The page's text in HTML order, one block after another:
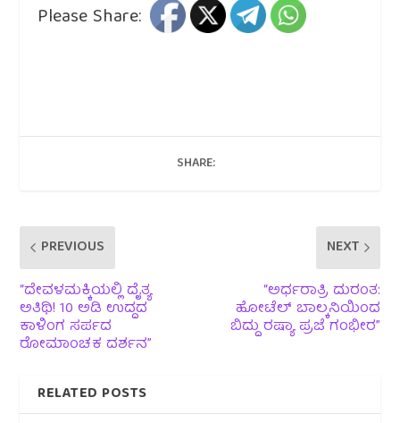
Please Share:
SHARE:
PREVIOUS
“ದೇವಳಮಕ್ಕಿಯಲ್ಲಿ ದೈತ್ಯ
ಅತಿಥಿ! 10 ಅಡಿ ಉದ್ದದ
ಕಾಳಿಂಗ ಸರ್ಪದ
ರೋಮಾಂಚಕ ದರ್ಶನ”
NEXT
“ಅರ್ಧರಾತ್ರಿ ದುರಂತ:
ಹೋಟೆಲ್ ಬಾಲ್ಕನಿಯಿಂದ
ಬಿದ್ದು ರಷ್ಯಾ ಪ್ರಜೆ ಗಂಭೀರ”
RELATED POSTS